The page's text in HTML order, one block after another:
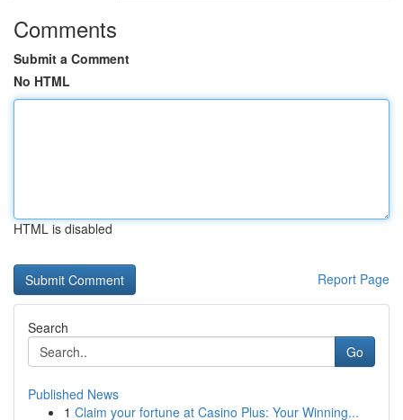
Comments
Submit a Comment
No HTML
HTML is disabled
Report Page
Search
Go
Published News
1 Claim your fortune at Casino Plus: Your Winning...